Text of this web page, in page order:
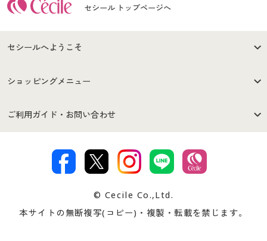
セシール トップページへ
セシールへようこそ
はじめての方へ
セシールご利用規約
著作権・商標について 会社案内
ショッピングメニュー
商品カテゴリ
プレゼント＆キャンペーン サイトマップ
ご利用ガイド・お問い合わせ
交換・返品は お支払は
ついて
忘れの場合
© Cecile Co.,Ltd.
本サイトの無断複写(コピー)・複製・転載を禁じます。